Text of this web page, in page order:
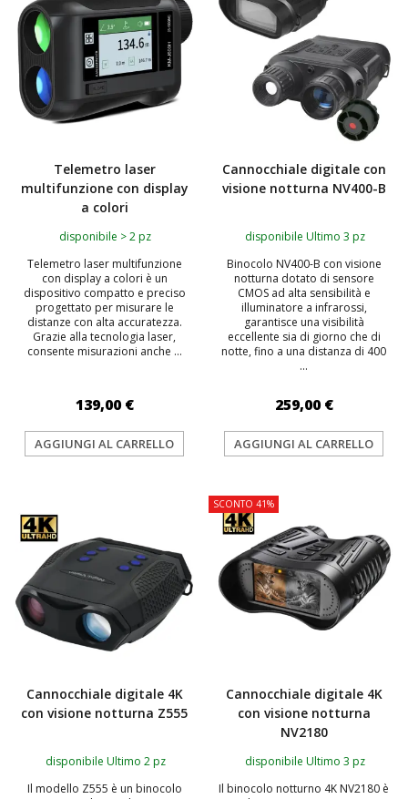
Telemetro laser
multifunzione con display
a colori
disponibile > 2 pz
Telemetro laser multifunzione
con display a colori è un
dispositivo compatto e preciso
progettato per misurare le
distanze con alta accuratezza.
Grazie alla tecnologia laser,
consente misurazioni anche ...
139,00 €
AGGIUNGI AL CARRELLO
Cannocchiale digitale con
visione notturna NV400-B
disponibile Ultimo 3 pz
Binocolo NV400-B con visione
notturna dotato di sensore
CMOS ad alta sensibilità e
illuminatore a infrarossi,
garantisce una visibilità
eccellente sia di giorno che di
notte, fino a una distanza di 400
...
259,00 €
AGGIUNGI AL CARRELLO
Cannocchiale digitale 4K
con visione notturna Z555
disponibile Ultimo 2 pz
Il modello Z555 è un binocolo
SCONTO 41%
Cannocchiale digitale 4K
con visione notturna
NV2180
disponibile Ultimo 3 pz
Il binocolo notturno 4K NV2180 è